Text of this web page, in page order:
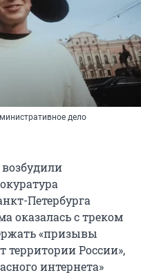
дело
Петербурга
оказалась с треком
«призывы
территории России»,
интернета»